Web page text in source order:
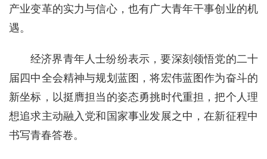
产业变革的实力与信心，也有广大青年干事创业的机
遇。
经济界青年人士纷纷表示，要深刻领悟党的二十
届四中全会精神与规划蓝图，将宏伟蓝图作为奋斗的
新坐标，以挺膺担当的姿态勇挑时代重担，把个人理
想追求主动融入党和国家事业发展之中，在新征程中
书写青春答卷。